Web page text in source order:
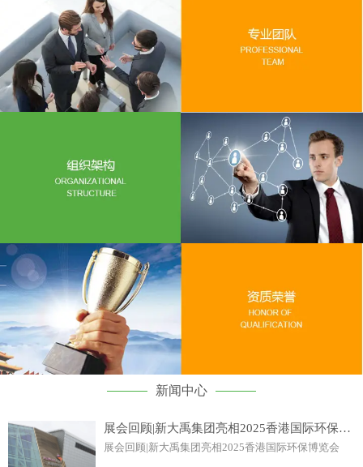
新闻中心
展会回顾|新大禹集团亮相2025香港国际环保博览会
展会回顾|新大禹集团亮相2025香港国际环保博览会